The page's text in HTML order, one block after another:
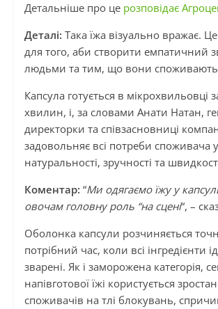
Детальніше про це розповідає
Деталі: Така їжа візуально вражає.
для того, аби створити емпатичний
людьми та тим, що вони
Капсула готується в мікрохвильовці
хвилин, і, за словами Анати Натан,
директорки та співзасновниці
задовольняє всі потреби споживача
натуральності, зручності та
Коментар: “Ми одягаємо їжу у
овочам головну роль “на сцені“, –
Оболонка капсули розчиняється
потрібний час, коли всі інгредієнти
зварені. Як і заморожена категорія,
напівготової їжі користується
споживачів на тлі блокувань,